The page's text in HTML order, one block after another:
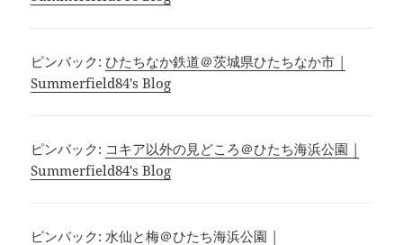
ピンバック:ひたちなか鉄道＠茨城県ひたちなか市 |
Summerfield84's Blog
ピンバック: コキア以外の見どころ＠ひたち海浜公園 |
Summerfield84's Blog
ピンバック:水仙と梅＠ひたち海浜公園 |